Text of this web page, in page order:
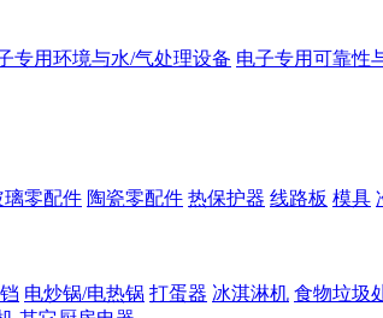
专用环境与水/气处理设备 电子专用可靠性
璃零配件 陶瓷零配件 热保护器 线路板 模具
电炒锅/电热锅 打蛋器 冰淇淋机 食物垃圾